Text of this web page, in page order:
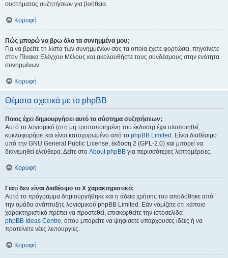
συστήματος συζητήσεων για βοήθεια.
Κορυφή
Πώς μπορώ να βρω όλα τα συνημμένα μου;
Για να βρείτε τη λίστα των συνημμένων σας τα οποία έχετε φορτώσει, πηγαίνετε
στον Πίνακα Ελέγχου Μέλους και ακολουθήστε τους συνδέσμους στην ενότητα
συνημμένων.
Κορυφή
Θέματα σχετικά με το phpBB
Ποιος έχει δημιουργήσει αυτό το σύστημα συζητήσεων;
Αυτό το λογισμικό (στη μη τροποποιημένη του έκδοση) έχει υλοποιηθεί,
κυκλοφορήσει και είναι κατοχυρωμένο από το phpBB Limited . Είναι διαθέσιμο
υπό την GNU General Public License, έκδοση 2 (GPL-2.0) και μπορεί να
διανεμηθεί ελεύθερα. Δείτε στο About phpBB για περισσότερες λεπτομέρειες.
Κορυφή
Γιατί δεν είναι διαθέσιμο το Χ χαρακτηριστικό;
Αυτό το πρόγραμμα δημιουργήθηκε και η άδεια χρήσης του αποδόθηκε από
την ομάδα ανάπτυξης λογισμικού phpBB Limited. Εάν νομίζετε ότι κάποιο
χαρακτηριστικό πρέπει να προστεθεί, επισκεφθείτε την ιστοσελίδα
phpBB Ideas Centre, όπου μπορείτε να ψηφίσετε υπάρχουσες ιδέες ή να
προτείνετε νέες λειτουργίες.
Κορυφή